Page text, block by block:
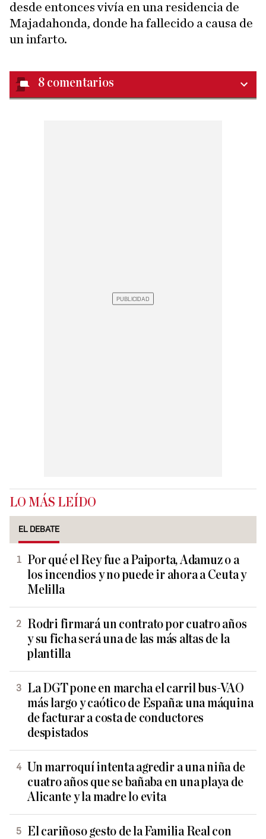
desde entonces vivía en una residencia de
Majadahonda, donde ha fallecido a causa de
un infarto.
8 comentarios
LO MÁS LEÍDO
EL DEBATE
Por qué el Rey fue a Paiporta, Adamuz o a
los incendios y no puede ir ahora a Ceuta y
Melilla
Rodri firmará un contrato por cuatro años
y su ficha será una de las más altas de la
plantilla
La DGT pone en marcha el carril bus-VAO
más largo y caótico de España: una máquina
de facturar a costa de conductores
despistados
Un marroquí intenta agredir a una niña de
cuatro años que se bañaba en una playa de
Alicante y la madre lo evita
El cariñoso gesto de la Familia Real con